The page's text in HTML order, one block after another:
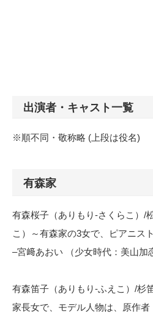
出演者・キャスト一覧
※順不同・敬称略 (上段は役名)
有森家
有森桜子（ありもり-さくらこ）/
こ）～有森家の3女で、ピアニス
–宮﨑あおい （少女時代：美山加
有森笛子（ありもり-ふえこ）/杉
家長女で、モデル人物は、原作